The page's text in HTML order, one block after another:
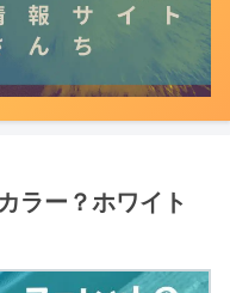
ラー？ホワイト